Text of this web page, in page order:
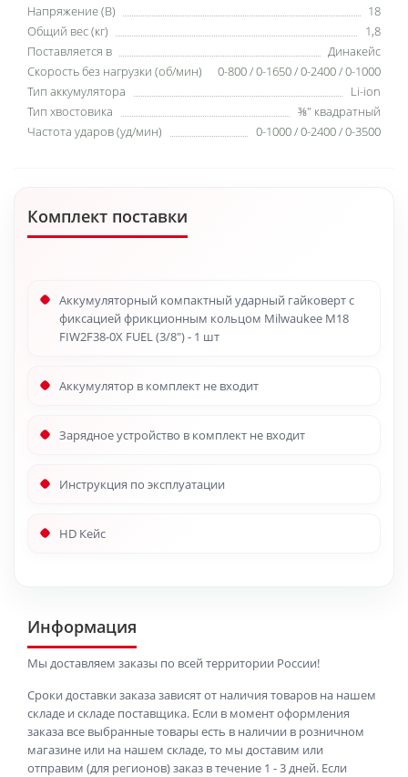
Напряжение (В)
18
Общий вес (кг)
1,8
Поставляется в
Динакейс
Скорость без нагрузки (об/мин)
0-800 / 0-1650 / 0-2400 / 0-1000
Тип аккумулятора
Li-ion
Тип хвостовика
⅜″ квадратный
Частота ударов (уд/мин)
0-1000 / 0-2400 / 0-3500
Комплект поставки
Аккумуляторный компактный ударный гайковерт с
фиксацией фрикционным кольцом Milwaukee M18
FIW2F38-0X FUEL (3/8") - 1 шт
Аккумулятор в комплект не входит
Зарядное устройство в комплект не входит
Инструкция по эксплуатации
HD Кейс
Информация
Мы доставляем заказы по всей территории России!
Сроки доставки заказа зависят от наличия товаров на нашем
складе и складе поставщика. Если в момент оформления
заказа все выбранные товары есть в наличии в розничном
магазине или на нашем складе, то мы доставим или
отправим (для регионов) заказ в течение 1 - 3 дней. Если